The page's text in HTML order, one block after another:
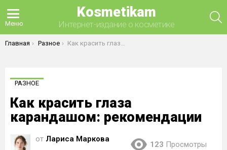
Меню
Kosmetikam
Интернет-издание о косметике
Вы здесь:
Главная Разное Как красить глаза карандашом: рекомендации
РАЗНОЕ
Как красить глаза
карандашом: рекомендации
от Лариса Маркова
123 Просмотры